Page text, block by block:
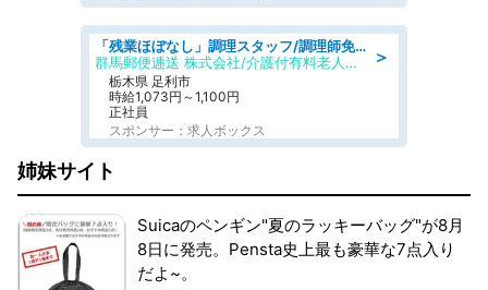
＞
「残業ほぼなし」調理スタッフ/調理師免許必須/正職員/日勤のみ/介護付き有料老人ホーム/社会保障完備
群馬郵便逓送 株式会社/介護付有料老人ホーム ふる里
栃木県 足利市
時給1,073円～1,100円
正社員
スポンサー：求人ボックス
姉妹サイト
Suicaのペンギン"夏のラッキーバッグ"が8月
8日に発売。Pensta史上最も豪華な7点入り
だよ~。